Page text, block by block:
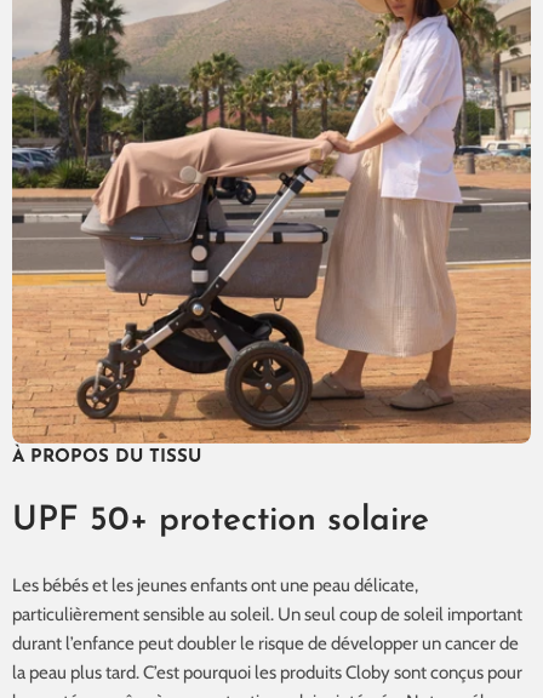
À PROPOS DU TISSU
UPF 50+ protection solaire
Les bébés et les jeunes enfants ont une peau délicate,
particulièrement sensible au soleil. Un seul coup de soleil important
durant l’enfance peut doubler le risque de développer un cancer de
la peau plus tard. C’est pourquoi les produits Cloby sont conçus pour